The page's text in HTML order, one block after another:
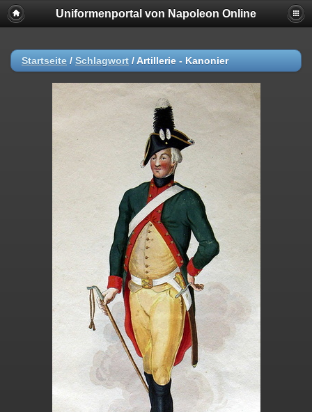
Uniformenportal von Napoleon Online
Startseite / Schlagwort / Artillerie - Kanonier